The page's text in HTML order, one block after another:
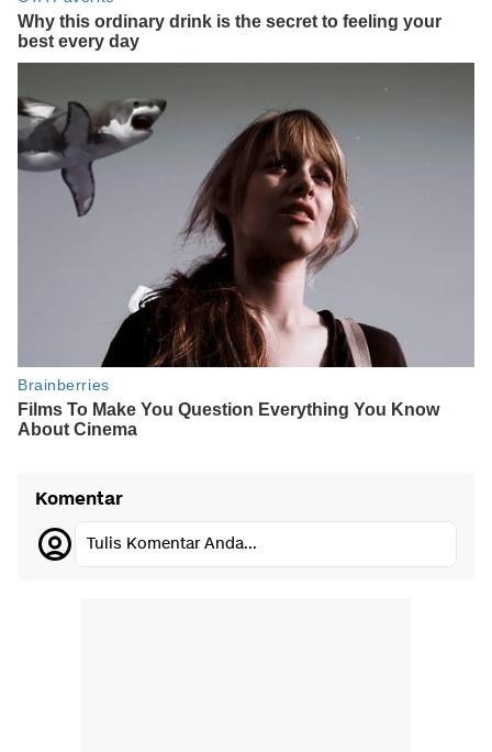
Komentar
Tulis Komentar Anda...